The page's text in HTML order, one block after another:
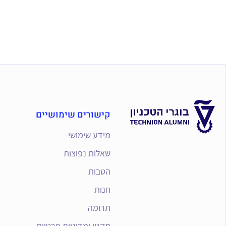
קישורים שימושיים
מידע שימושי
שאלות נפוצות
הטבות
חנות
תרומה